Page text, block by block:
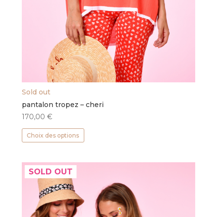
Sold out
pantalon tropez – cheri
170,00 €
Choix des options
Ce
plusieurs
options
peuvent
SOLD OUT